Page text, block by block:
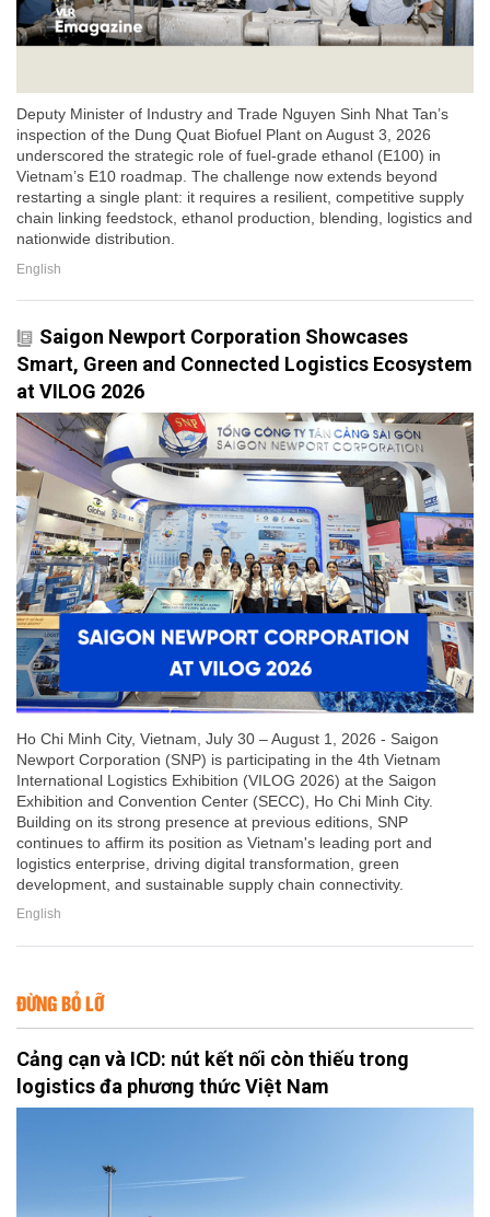
Deputy Minister of Industry and Trade Nguyen Sinh Nhat Tan’s
inspection of the Dung Quat Biofuel Plant on August 3, 2026
underscored the strategic role of fuel-grade ethanol (E100) in
Vietnam’s E10 roadmap. The challenge now extends beyond
restarting a single plant: it requires a resilient, competitive supply
chain linking feedstock, ethanol production, blending, logistics and
nationwide distribution.
English
Saigon Newport Corporation Showcases
Smart, Green and Connected Logistics Ecosystem
at VILOG 2026
Ho Chi Minh City, Vietnam, July 30 – August 1, 2026 - Saigon
Newport Corporation (SNP) is participating in the 4th Vietnam
International Logistics Exhibition (VILOG 2026) at the Saigon
Exhibition and Convention Center (SECC), Ho Chi Minh City.
Building on its strong presence at previous editions, SNP
continues to affirm its position as Vietnam's leading port and
logistics enterprise, driving digital transformation, green
development, and sustainable supply chain connectivity.
English
ĐỪNG BỎ LỠ
Cảng cạn và ICD: nút kết nối còn thiếu trong
logistics đa phương thức Việt Nam